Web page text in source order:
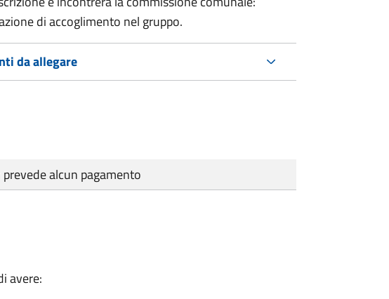
di accoglimento nel gruppo.
da allegare
alcun pagamento
avere: